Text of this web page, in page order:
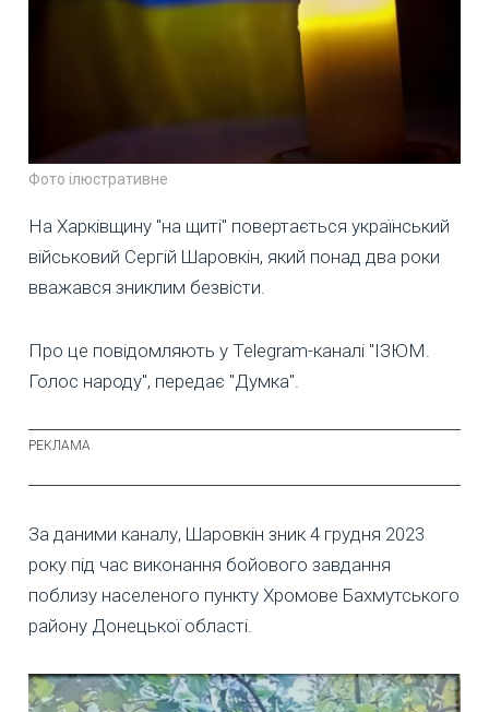
Фото ілюстративне
На Харківщину "на щиті" повертається український
військовий Сергій Шаровкін, який понад два роки
вважався зниклим безвісти.
Про це повідомляють у Telegram-каналі "ІЗЮМ.
Голос народу", передає "Думка".
За даними каналу, Шаровкін зник 4 грудня 2023
року під час виконання бойового завдання
поблизу населеного пункту Хромове Бахмутського
району Донецької області.